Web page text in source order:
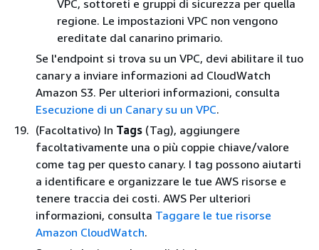
VPC, sottoreti e gruppi di sicurezza per quella
regione. Le impostazioni VPC non vengono
ereditate dal canarino primario.
Se l'endpoint si trova su un VPC, devi abilitare il tuo
canary a inviare informazioni ad CloudWatch
Amazon S3. Per ulteriori informazioni, consulta
Esecuzione di un Canary su un VPC.
(Facoltativo) In Tags (Tag), aggiungere
facoltativamente una o più coppie chiave/valore
come tag per questo canary. I tag possono aiutarti
a identificare e organizzare le tue AWS risorse e
tenere traccia dei costi. AWS Per ulteriori
informazioni, consulta Taggare le tue risorse
Amazon CloudWatch.